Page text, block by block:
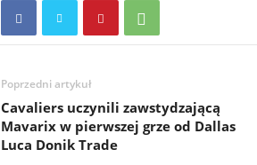
Poprzedni artykuł
Cavaliers uczynili zawstydzającą
Mavarix w pierwszej grze od Dallas
Luca Donik Trade